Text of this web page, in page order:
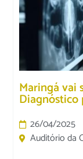
Maringá vai
26/04/2025
Auditório da